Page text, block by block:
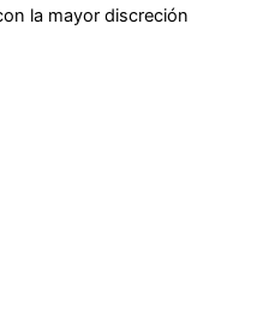
la mayor discreción